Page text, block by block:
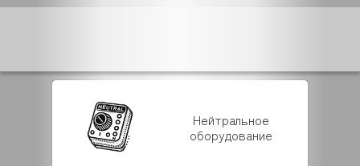
Нейтральное
оборудование